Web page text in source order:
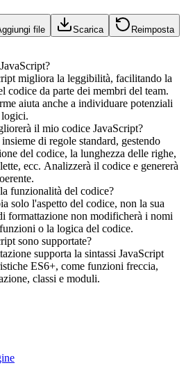
file Scarica Reimposta
migliora la leggibilità, facilitando la
codice da parte dei membri del team.
aiuta anche a individuare potenziali
logici.
il mio codice JavaScript?
di regole standard, gestendo
del codice, la lunghezza delle righe,
ecc. Analizzerà il codice e genererà
funzionalità del codice?
solo l'aspetto del codice, non la sua
formattazione non modificherà i nomi
o la logica del codice.
sono supportate?
supporta la sintassi JavaScript
ES6+, come funzioni freccia,
classi e moduli.